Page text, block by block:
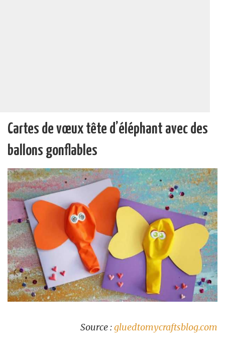
Cartes de vœux tête d’éléphant avec des
ballons gonflables
Source :gluedtomycraftsblog.com